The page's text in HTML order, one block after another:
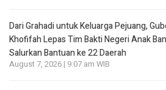
Dari Grahadi untuk Keluarga Pejuang,
Khofifah Lepas Tim Bakti Negeri Anak
Salurkan Bantuan ke 22 Daerah
August 7, 2026 | 9:07 am WIB